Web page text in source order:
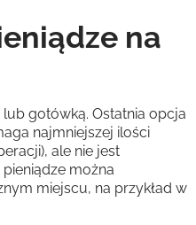
na
gotówką. Ostatnia opcja
najmniejszej ilości
ale nie jest
można
miejscu, na przykład w